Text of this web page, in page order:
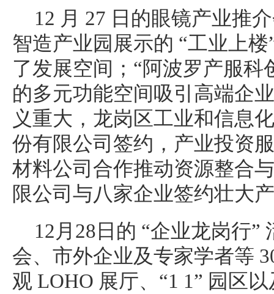
12 月 27 日的眼镜产业推
智造产业园展示的 “工业上
了发展空间；“阿波罗产服科
的多元功能空间吸引高端企
义重大，龙岗区工业和信息
份有限公司签约，产业投资
材料公司合作推动资源整合
限公司与八家企业签约壮大
12月28日的 “企业龙岗行”
会、市外企业及专家学者等
观 LOHO 展厅、“1 1” 园区